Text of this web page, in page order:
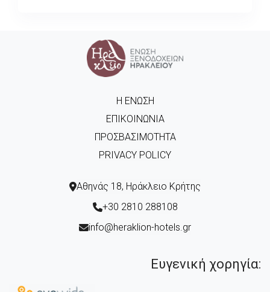
Η ΈΝΩΣΗ
ΕΠΙΚΟΙΝΩΝΊΑ
ΠΡΟΣΒΑΣΙΜΌΤΗΤΑ
PRIVACY POLICY
Αθηνάς 18, Ηράκλειο Κρήτης
+30 2810 288108
info@heraklion-hotels.gr
Ευγενική χορηγία: